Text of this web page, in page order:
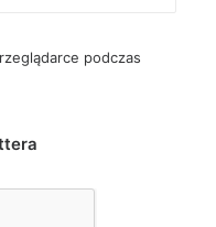
podczas